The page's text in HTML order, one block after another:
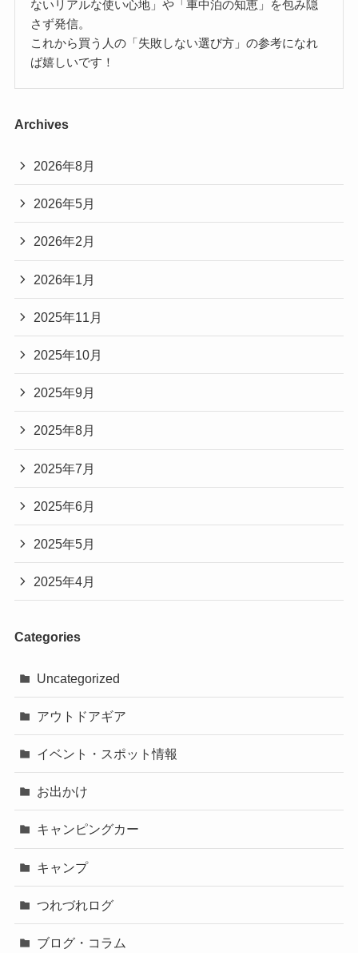
ないリアルな使い心地」や「車中泊の知恵」を包み隠
さず発信。
これから買う人の「失敗しない選び方」の参考になれ
ば嬉しいです！
Archives
2026年8月
2026年5月
2026年2月
2026年1月
2025年11月
2025年10月
2025年9月
2025年8月
2025年7月
2025年6月
2025年5月
2025年4月
Categories
Uncategorized
アウトドアギア
イベント・スポット情報
お出かけ
キャンピングカー
キャンプ
つれづれログ
ブログ・コラム